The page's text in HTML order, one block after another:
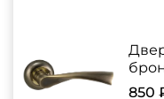
850